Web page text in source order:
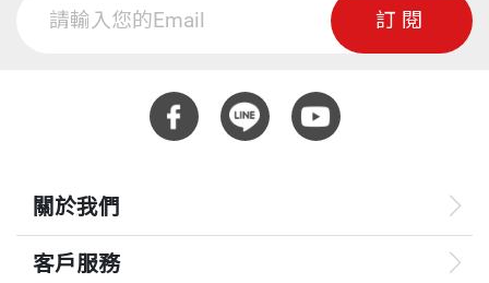
怪任何人？當時的我們全都認定，要加深知識，只有
一種策略，就是鞭策自己，像鞭策雪撬狗一樣，你務
必要用功到某個程度。唯有努力，是學業成功最重要
然而那個策略我早就用過了。我需要再加點別的，不
訂閱
關於我們
客戶服務